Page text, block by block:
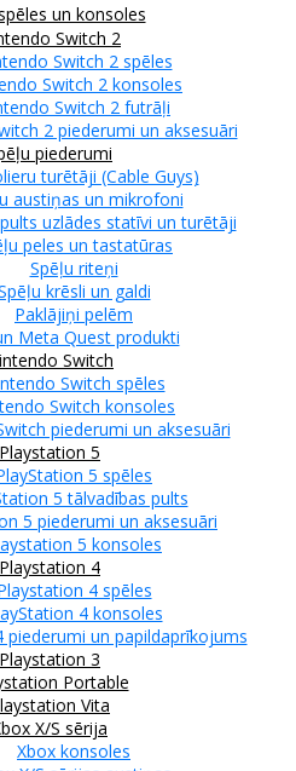
un konsoles
Switch 2
Switch 2 spēles
Switch 2 konsoles
Switch 2 futrāļi
2 piederumi un aksesuāri
piederumi
turētāji (Cable Guys)
austiņas un mikrofoni
uzlādes statīvi un turētāji
peles un tastatūras
Spēļu riteņi
krēsli un galdi
Paklājiņi pelēm
Meta Quest produkti
Switch
Switch spēles
Switch konsoles
piederumi un aksesuāri
Playstation 5
5 spēles
5 tālvadības pults
5 piederumi un aksesuāri
5 konsoles
Playstation 4
4 spēles
4 konsoles
piederumi un papildaprīkojums
Playstation 3
Portable
Vita
X/S sērija
Xbox konsoles